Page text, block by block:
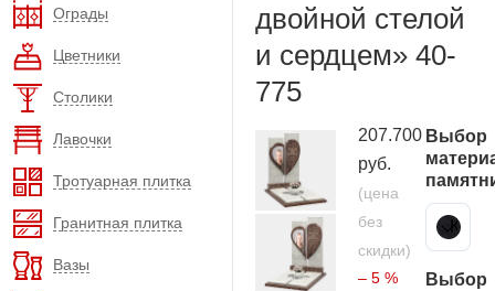
Ограды
Цветники
Столики
Лавочки
Тротуарная плитка
Гранитная плитка
Вазы
двойной стелой
и сердцем» 40-
775
207.700
руб.
(цена
без
скидки)
– 5 %
Выбор
Карельский гранит
Выбор